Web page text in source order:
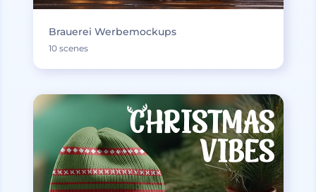
Brauerei Werbemockups
10 scenes